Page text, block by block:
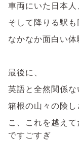
車両にいた日本
そして降りる駅
なかなか面白い体
最後に、
英語と全然関係な
箱根の山々の険
こ、これを越え
ですごすぎ